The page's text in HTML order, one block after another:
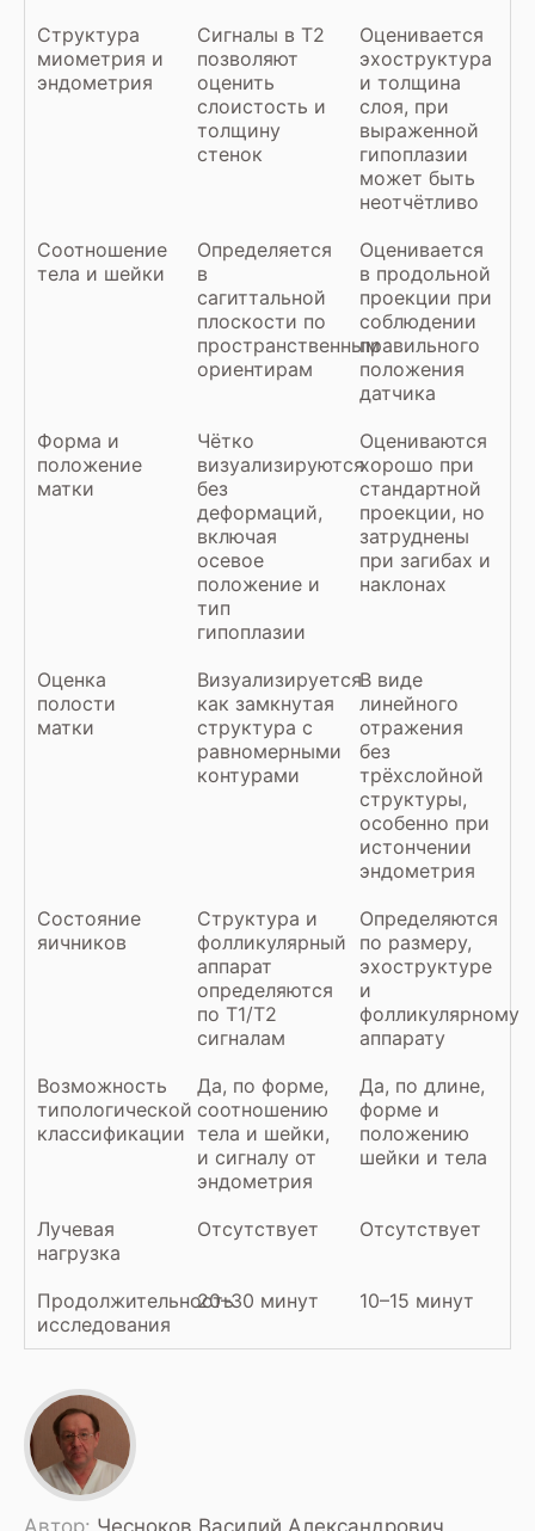
Структура
миометрия и
эндометрия
Сигналы в Т2
позволяют
оценить
слоистость и
толщину
стенок
Оценивается
эхоструктура
и толщина
слоя, при
выраженной
гипоплазии
может быть
неотчётливо
Соотношение
тела и шейки
Определяется
в
сагиттальной
плоскости по
пространственным
ориентирам
Оценивается
в продольной
проекции при
соблюдении
правильного
положения
датчика
Форма и
положение
матки
Чётко
визуализируются
без
деформаций,
включая
осевое
положение и
тип
гипоплазии
Оцениваются
хорошо при
стандартной
проекции, но
затруднены
при загибах и
наклонах
Оценка
полости
матки
Визуализируется
как замкнутая
структура с
равномерными
контурами
В виде
линейного
отражения
без
трёхслойной
структуры,
особенно при
истончении
эндометрия
Состояние
яичников
Структура и
фолликулярный
аппарат
определяются
по Т1/Т2
сигналам
Определяются
по размеру,
эхоструктуре
и
фолликулярному
аппарату
Возможность
типологической
классификации
Да, по форме,
соотношению
тела и шейки,
и сигналу от
эндометрия
Да, по длине,
форме и
положению
шейки и тела
Лучевая
нагрузка
Отсутствует Отсутствует
Продолжительность
исследования
20–30 минут 10–15 минут
Автор: Чесноков Василий Александрович,